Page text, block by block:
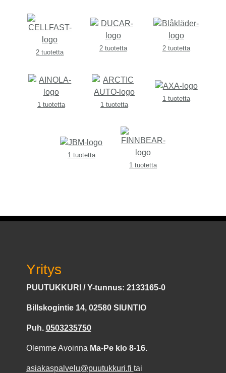
2 tuotetta
2 tuotetta 2 tuotetta
1 tuotetta 1 tuotetta
1 tuotetta
1 tuotetta
1 tuotetta
Yritys
PUUTUKKURI / Y-tunnus: 2133165-0
Billskogintie 14, 02580 SIUNTIO
Puh. 0503235750
Olemme Avoinna Ma-Pe klo 8-16.
asiakaspalvelu@puutukkuri.fi tai